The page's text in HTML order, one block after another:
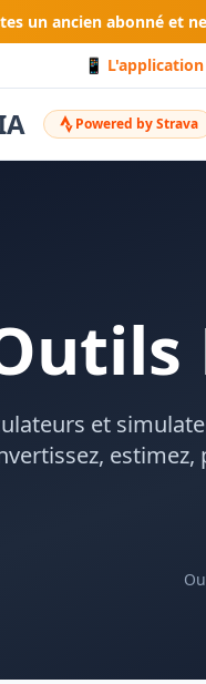
un ancien abonné et
📱
Powered by Strava
et